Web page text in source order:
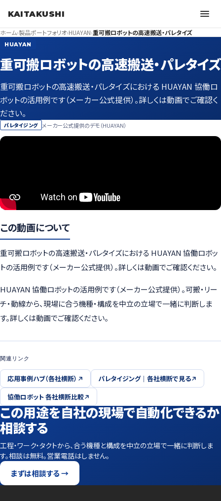
KAITAKUSHI
ホーム›製品ポートフォリオ›HUAYAN›重可搬ロボットの高速搬送・パレタイズ
HUAYAN
重可搬ロボットの高速搬送・パレタイズ
重可搬ロボットの高速搬送・パレタイズにおける HUAYAN 協働ロ
ボットの活用例です（メーカー公式提供）。詳しくは動画でご確認く
ださい。
パレタイジング メーカー公式提供のデモ（HUAYAN）
この動画について
重可搬ロボットの高速搬送・パレタイズにおける HUAYAN 協働ロボッ
トの活用例です（メーカー公式提供）。詳しくは動画でご確認ください。
HUAYAN 協働ロボットの活用例です（メーカー公式提供）。可搬・リー
チ・動線から、現場に合う機種・構成を中立の立場で一緒に判断しま
す。詳しくは動画でご確認ください。
関連リンク
応用事例ハブ（各社横断）
パレタイジング｜各社横断で見る
協働ロボット 各社横断比較
この用途を自社の現場で自動化できるか
相談する
工程・ワーク・タクトから、合う機種と構成を中立の立場で一緒に判断しま
す。相談は無料。営業電話はしません。
まずは相談する →